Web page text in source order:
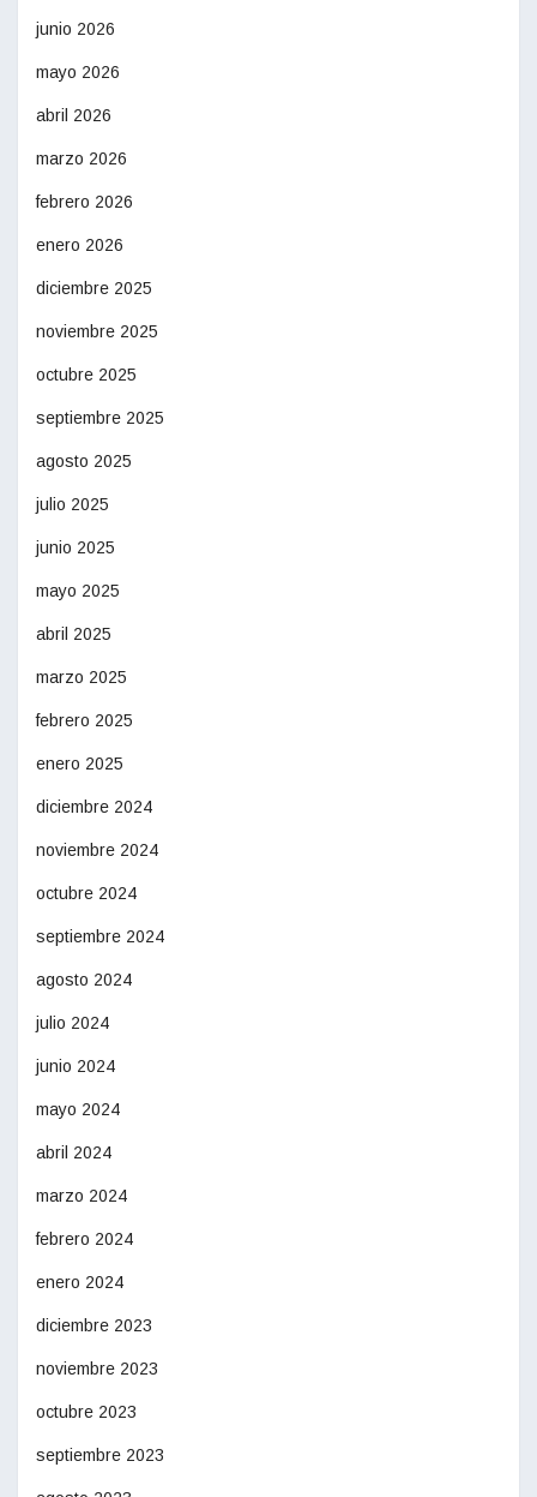
junio 2026
mayo 2026
abril 2026
marzo 2026
febrero 2026
enero 2026
diciembre 2025
noviembre 2025
octubre 2025
septiembre 2025
agosto 2025
julio 2025
junio 2025
mayo 2025
abril 2025
marzo 2025
febrero 2025
enero 2025
diciembre 2024
noviembre 2024
octubre 2024
septiembre 2024
agosto 2024
julio 2024
junio 2024
mayo 2024
abril 2024
marzo 2024
febrero 2024
enero 2024
diciembre 2023
noviembre 2023
octubre 2023
septiembre 2023